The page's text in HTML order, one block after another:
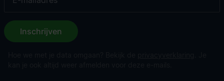
Inschrijven